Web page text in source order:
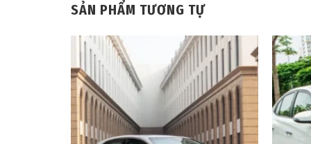
SẢN PHẨM TƯƠNG TỰ